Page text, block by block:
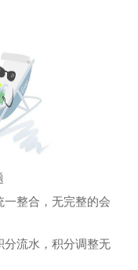
整合，无完整的会
分流水，积分调整无